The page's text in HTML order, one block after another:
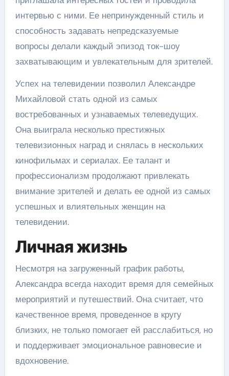
интервью с ними. Ее непринужденный стиль и
способность задавать непредсказуемые
вопросы делали каждый эпизод ток-шоу
захватывающим и увлекательным для зрителей.
Успех на телевидении позволил Александре
Михайловой стать одной из самых
востребованных и узнаваемых телеведущих.
Она выиграла несколько престижных
телевизионных наград и снялась в нескольких
кинофильмах и сериалах. Ее талант и
профессионализм продолжают привлекать
внимание зрителей и делать ее одной из самых
успешных и влиятельных женщин на
телевидении.
Личная жизнь
Несмотря на загруженный график работы,
Александра всегда находит время для семейных
мероприятий и путешествий. Она считает, что
качественное время, проведенное в кругу
близких, не только помогает ей расслабиться, но
и поддерживает эмоциональное равновесие и
вдохновение.